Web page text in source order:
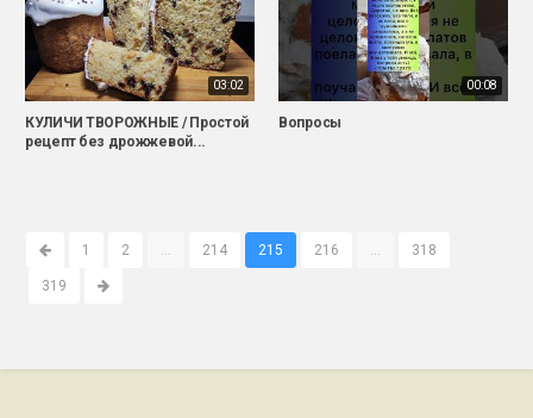
03:02
КУЛИЧИ ТВОРОЖНЫЕ / Простой
рецепт без дрожжевой...
00:08
Вопросы
1 2 ... 214 215 216 ... 318
319